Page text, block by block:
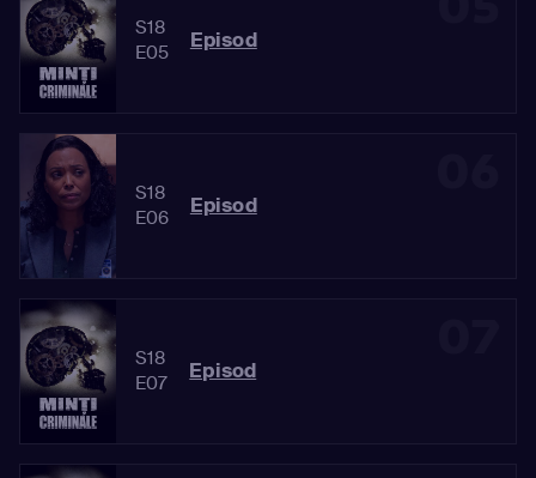
S18
E05
Episod
S18
E06
Episod
S18
E07
Episod